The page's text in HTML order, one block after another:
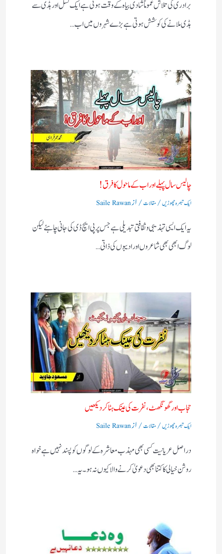
برادری کی تلاش عموماً شادی بیاہ کے وقت ہوتی ہے ایک نسل اور ہڈی سے
ہڈی ملانے کی کوشش ہوتی ہے بڑے شہروں میں اب…
چالیس سال پہلے اور اب کے ماحول کا فرق !
ایک تبصرہ چھوڑیں/مقالات/ ازSaile Rawan
یہ ایک ایسی تہذیبی و ثقافتی تبدیلی ہے جس پر پی ایچ ڈی کی جانی چاہئے لیکن
لوگ ابھی بھی شاعروں اور ادیبوں کی ذاتی…
حجاب اور گھونگھٹ ، نفرت کی عینک ہٹا کر دیکھیں​
ایک تبصرہ چھوڑیں/مقالات/ ازSaile Rawan
دراصل عریانیت کسی بھی مہذب معاشرہ کے لوگوں کو پسند نہیں ہے خواہ
روشن خیالی کا کتنا بھی دعویٰ کرنے والا کیوں نہ ہو ۔یہ…